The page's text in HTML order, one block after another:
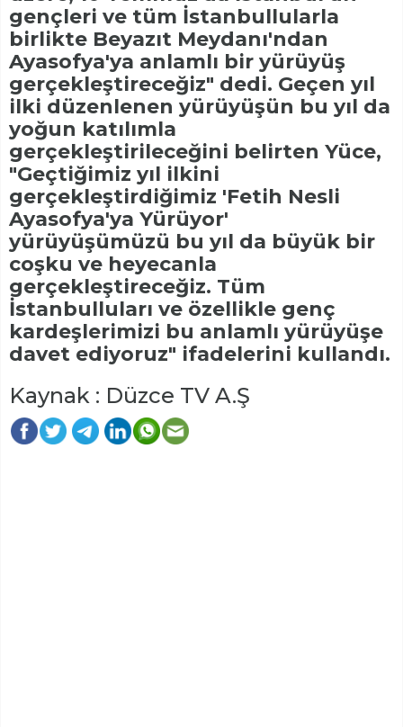
gençleri ve tüm İstanbullularla
birlikte Beyazıt Meydanı'ndan
Ayasofya'ya anlamlı bir yürüyüş
gerçekleştireceğiz" dedi. Geçen yıl
ilki düzenlenen yürüyüşün bu yıl da
yoğun katılımla
gerçekleştirileceğini belirten Yüce,
"Geçtiğimiz yıl ilkini
gerçekleştirdiğimiz 'Fetih Nesli
Ayasofya'ya Yürüyor'
yürüyüşümüzü bu yıl da büyük bir
coşku ve heyecanla
gerçekleştireceğiz. Tüm
İstanbulluları ve özellikle genç
kardeşlerimizi bu anlamlı yürüyüşe
davet ediyoruz" ifadelerini kullandı.
Kaynak : Düzce TV A.Ş